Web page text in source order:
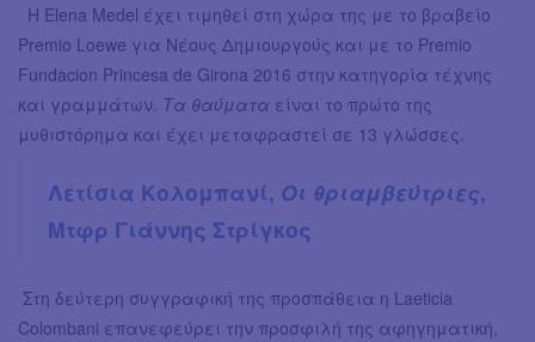
Η Elena Medel έχει τιμηθεί στη χώρα της με το βραβείο
Premio Loewe για Νέους Δημιουργούς και με το Premio
Fundacion Princesa de Girona 2016 στην κατηγορία τέχνης
και γραμμάτων. Τα θαύματα είναι το πρώτο της
μυθιστόρημα και έχει μεταφραστεί σε 13 γλώσσες.
Λετίσια Κολομπανί, Οι θριαμβεύτριες,
Μτφρ Γιάννης Στρίγκος
Στη δεύτερη συγγραφική της προσπάθεια η Laeticia
Colombani επανεφεύρει την προσφιλή της αφηγηματική,